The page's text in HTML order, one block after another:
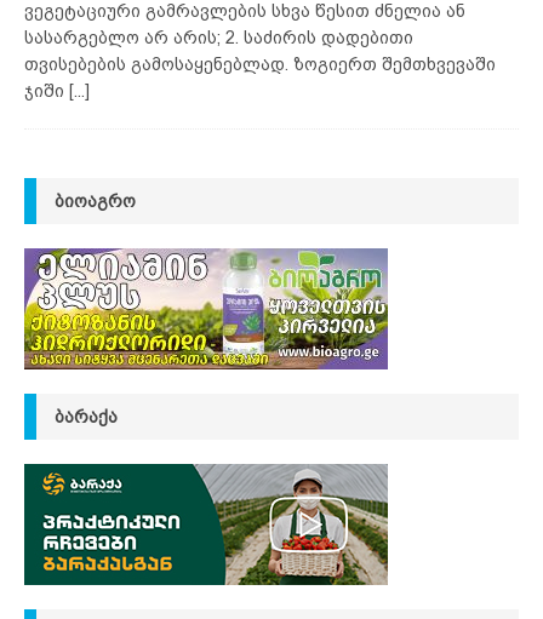
ვეგეტაციური გამრავლების სხვა წესით ძნელია ან
სასარგებლო არ არის; 2. საძირის დადებითი
თვისებების გამოსაყენებლად. ზოგიერთ შემთხვევაში
ჯიში [...]
ᲑᲘᲝᲐᲒᲠᲝ
ᲑᲐᲠᲐᲥᲐ